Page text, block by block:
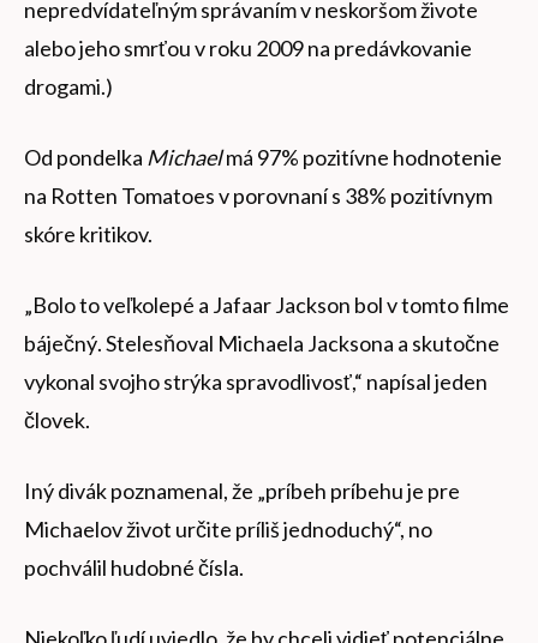
nepredvídateľným správaním v neskoršom živote
alebo jeho smrťou v roku 2009 na predávkovanie
drogami.)
Od pondelka Michaelmá 97% pozitívne hodnotenie
na Rotten Tomatoes v porovnaní s 38% pozitívnym
skóre kritikov.
„Bolo to veľkolepé a Jafaar Jackson bol v tomto filme
báječný. Stelesňoval Michaela Jacksona a skutočne
vykonal svojho strýka spravodlivosť,“ napísal jeden
človek.
Iný divák poznamenal, že „príbeh príbehu je pre
Michaelov život určite príliš jednoduchý“, no
pochválil hudobné čísla.